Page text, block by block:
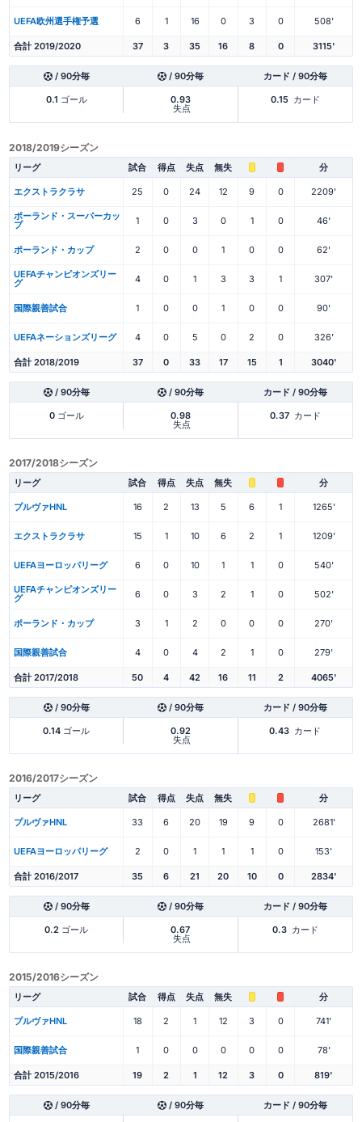
UEFA欧州選手権予選 6 1 16 0 3 0 508'
合計 2019/2020 37 3 35 16 8 0 3115'
/ 90分毎 / 90分毎 カード / 90分毎
0.1 ゴール 0.93
失点
0.15 カード
2018/2019シーズン
リーグ 試合 得点 失点 無失 分
エクストラクラサ 25 0 24 12 9 0 2209'
ポーランド・スーパーカッ
プ 1 0 3 0 1 0 46'
ポーランド・カップ 2 0 0 1 0 0 62'
UEFAチャンピオンズリー
グ 4 0 1 3 3 1 307'
国際親善試合 1 0 0 1 0 0 90'
UEFAネーションズリーグ 4 0 5 0 2 0 326'
合計 2018/2019 37 0 33 17 15 1 3040'
/ 90分毎 / 90分毎 カード / 90分毎
0ゴール 0.98
失点
0.37 カード
2017/2018シーズン
リーグ 試合 得点 失点 無失 分
プルヴァHNL 16 2 13 5 6 1 1265'
エクストラクラサ 15 1 10 6 2 1 1209'
UEFAヨーロッパリーグ 6 0 10 1 1 0 540'
UEFAチャンピオンズリー
グ 6 0 3 2 1 0 502'
ポーランド・カップ 3 1 2 0 0 0 270'
国際親善試合 4 0 4 2 1 0 279'
合計 2017/2018 50 4 42 16 11 2 4065'
/ 90分毎 / 90分毎 カード / 90分毎
0.14 ゴール 0.92
失点
0.43 カード
2016/2017シーズン
リーグ 試合 得点 失点 無失 分
プルヴァHNL 33 6 20 19 9 0 2681'
UEFAヨーロッパリーグ 2 0 1 1 1 0 153'
合計 2016/2017 35 6 21 20 10 0 2834'
/ 90分毎 / 90分毎 カード / 90分毎
0.2 ゴール 0.67
失点
0.3 カード
2015/2016シーズン
リーグ 試合 得点 失点 無失 分
プルヴァHNL 18 2 1 12 3 0 741'
国際親善試合 1 0 0 0 0 0 78'
合計 2015/2016 19 2 1 12 3 0 819'
/ 90分毎 / 90分毎 カード / 90分毎